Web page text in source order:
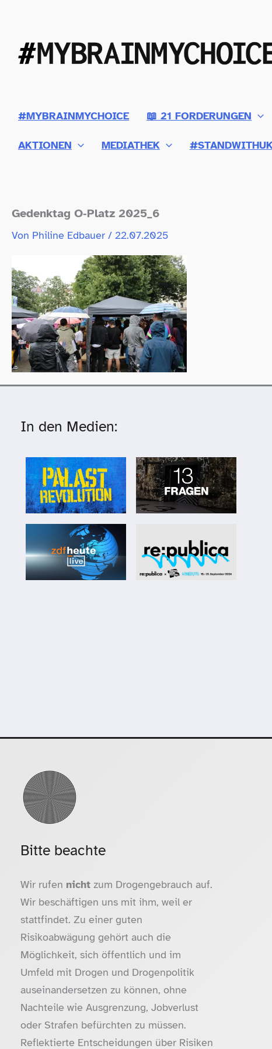
springen
#MYBRAINMYCHOICE 📖 21 FORDERUNGEN
AKTIONEN MEDIATHEK
Gedenktag O‑Platz 2025_6
Von Philine Edbauer / 22.07.2025
In den Medien:
Bitte beachte
Wir rufen nicht zum Drogengebrauch auf.
Wir beschäftigen uns mit ihm, weil er
stattfindet. Zu einer guten
Risikoabwägung gehört auch die
Möglichkeit, sich öffentlich und im
Umfeld mit Drogen und Drogenpolitik
auseinandersetzen zu können, ohne
Nachteile wie Ausgrenzung, Jobverlust
oder Strafen befürchten zu müssen.
Reflektierte Entscheidungen über Risiken